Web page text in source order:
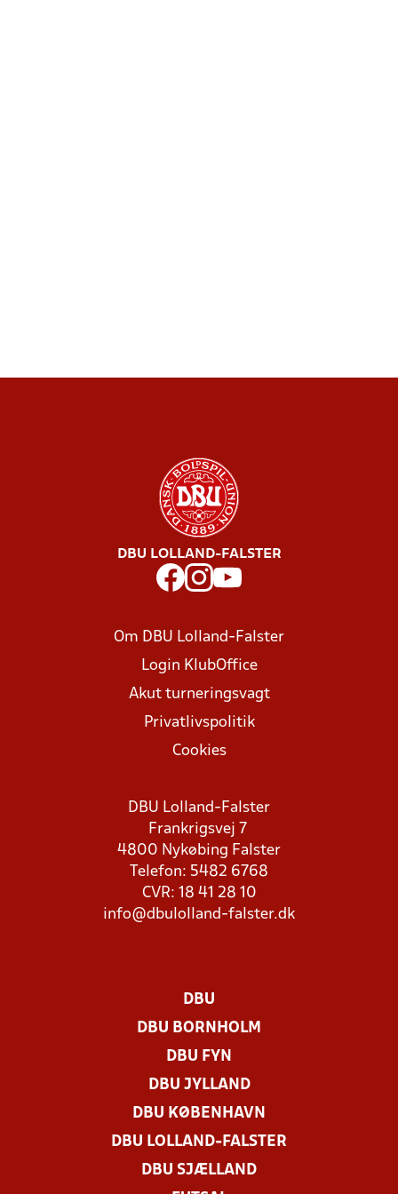
DBU LOLLAND-FALSTER
Om DBU Lolland-Falster
Login KlubOffice
Akut turneringsvagt
Privatlivspolitik
Cookies
DBU Lolland-Falster
Frankrigsvej 7
4800 Nykøbing Falster
Telefon: 5482 6768
CVR: 18 41 28 10
info@dbulolland-falster.dk
DBU
DBU BORNHOLM
DBU FYN
DBU JYLLAND
DBU KØBENHAVN
DBU LOLLAND-FALSTER
DBU SJÆLLAND